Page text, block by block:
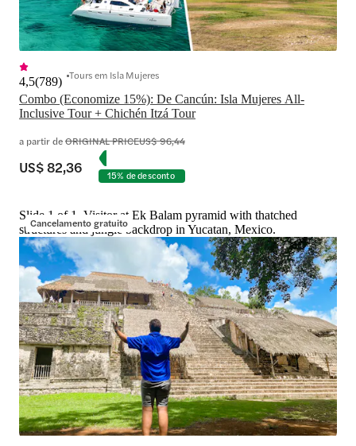
Combo (Economize 15%): De Cancún: Isla Mujeres All-
Inclusive Tour + Chichén Itzá Tour
4,5(789) Tours em Isla Mujeres
a partir deORIGINAL PRICEUS$ 96,44
US$ 82,36 15% de desconto
Cancelamento gratuito
Slide 1 of 1, Visitor at Ek Balam pyramid with thatched
structures and jungle backdrop in Yucatan, Mexico.